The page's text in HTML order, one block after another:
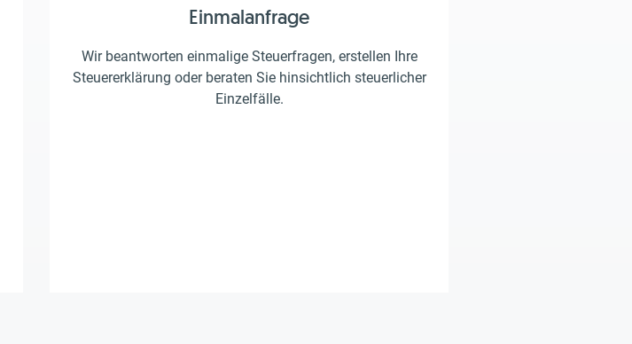
Einmalanfrage
Wir beantworten einmalige Steuerfragen, erstellen Ihre
Steuererklärung oder beraten Sie hinsichtlich steuerlicher
Einzelfälle.